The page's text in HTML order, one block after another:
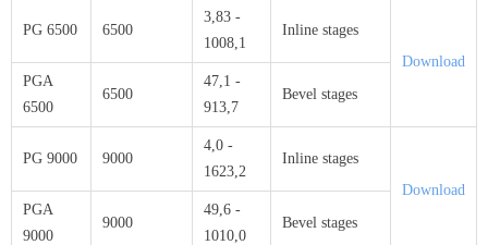
PG 6500 6500
3,83 -
1008,1
Inline stages
Download
PGA
6500
6500
47,1 -
913,7
Bevel stages
PG 9000 9000
4,0 -
1623,2
Inline stages
Download
PGA
9000
9000
49,6 -
1010,0
Bevel stages